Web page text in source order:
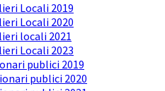
Locali 2019
Locali 2020
locali 2021
Locali 2023
publici 2019
publici 2020